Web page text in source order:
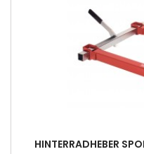
HINTERRADHEBER